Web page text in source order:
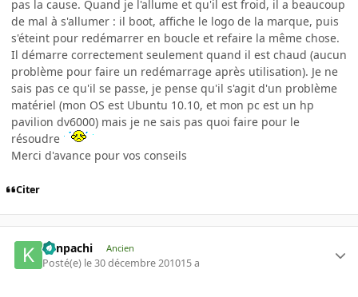
pas la cause. Quand je l'allume et qu'il est froid, il a beaucoup
de mal à s'allumer : il boot, affiche le logo de la marque, puis
s'éteint pour redémarrer en boucle et refaire la même chose.
Il démarre correctement seulement quand il est chaud (aucun
problème pour faire un redémarrage après utilisation). Je ne
sais pas ce qu'il se passe, je pense qu'il s'agit d'un problème
matériel (mon OS est Ubuntu 10.10, et mon pc est un hp
pavilion dv6000) mais je ne sais pas quoi faire pour le
résoudre
Merci d'avance pour vos conseils
Citer
Kenpachi Ancien
Posté(e) le 30 décembre 201015 a